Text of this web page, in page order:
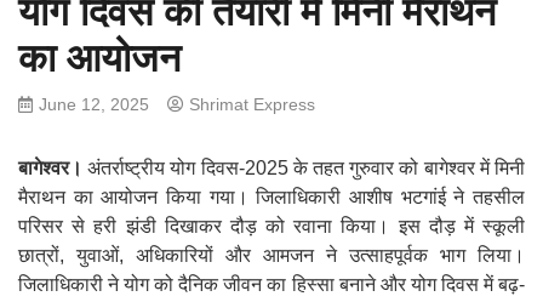
योग दिवस की तैयारी में मिनी मैराथन
का आयोजन
June 12, 2025 Shrimat Express
बागेश्वर। अंतर्राष्ट्रीय योग दिवस-2025 के तहत गुरुवार को बागेश्वर में मिनी
मैराथन का आयोजन किया गया। जिलाधिकारी आशीष भटगांई ने तहसील
परिसर से हरी झंडी दिखाकर दौड़ को रवाना किया। इस दौड़ में स्कूली
छात्रों, युवाओं, अधिकारियों और आमजन ने उत्साहपूर्वक भाग लिया।
जिलाधिकारी ने योग को दैनिक जीवन का हिस्सा बनाने और योग दिवस में बढ़-